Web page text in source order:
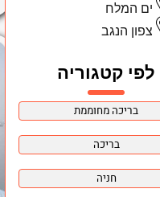
ים המלח
צפון הנגב
לפי קטגוריה